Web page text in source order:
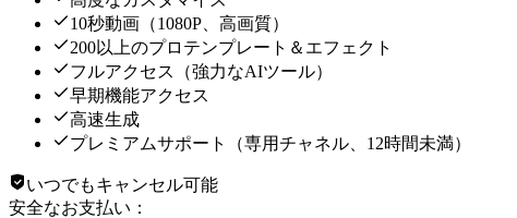
10秒動画（1080P、高画質）
200以上のプロテンプレート＆エフェクト
フルアクセス（強力なAIツール）
早期機能アクセス
高速生成
プレミアムサポート（専用チャネル、12時間未満）
いつでもキャンセル可能
安全なお支払い：